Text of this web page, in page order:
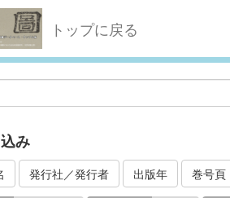
トップに戻る
み
発行社／発行者 出版年 巻号頁